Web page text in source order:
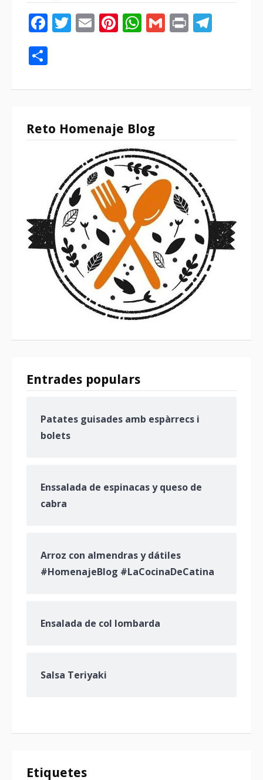
Facebook
Twitter
EmailPinterest
WhatsApp
Gmail
Print
Reto Homenaje Blog
Entrades populars
Patates guisades amb espàrrecs i
bolets
Enssalada de espinacas y queso de
cabra
Arroz con almendras y dátiles
#HomenajeBlog #LaCocinaDeCatina
Ensalada de col lombarda
Salsa Teriyaki
Etiquetes